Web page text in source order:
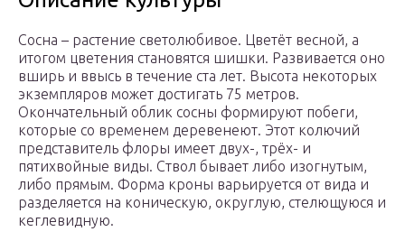
Сосна – растение светолюбивое. Цветёт весной, а
итогом цветения становятся шишки. Развивается оно
вширь и ввысь в течение ста лет. Высота некоторых
экземпляров может достигать 75 метров.
Окончательный облик сосны формируют побеги,
которые со временем деревенеют. Этот колючий
представитель флоры имеет двух-, трёх- и
пятихвойные виды. Ствол бывает либо изогнутым,
либо прямым. Форма кроны варьируется от вида и
разделяется на коническую, округлую, стелющуюся и
кеглевидную.